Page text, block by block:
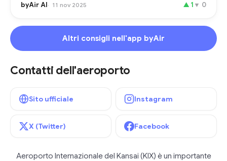
byAir AI 11 nov 2025 ▲ 1 ▼ 0
Altri consigli nell'app byAir
Contatti dell'aeroporto
Sito ufficiale Instagram
X (Twitter) Facebook
Aeroporto Internazionale del Kansai (KIX) è un importante